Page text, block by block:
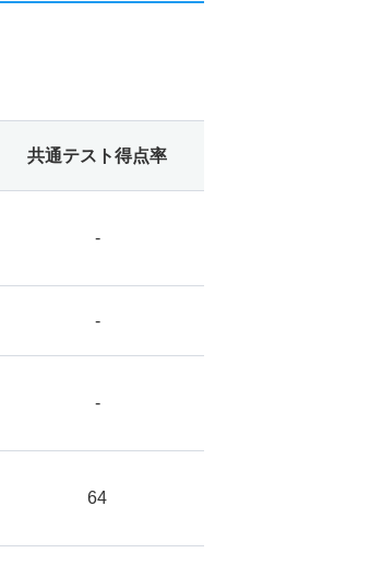
共通テスト得点率
-
-
-
64